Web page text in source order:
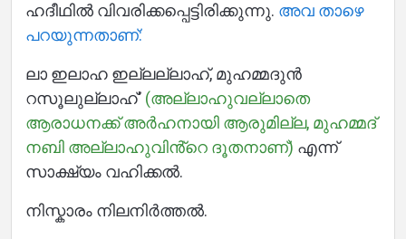
ഹദീഥിൽ വിവരിക്കപ്പെട്ടിരിക്കുന്നു. അവ താഴെ
പറയുന്നതാണ്:
ലാ ഇലാഹ ഇല്ലല്ലാഹ്, മുഹമ്മദുൻ
റസൂലുല്ലാഹ്' (അല്ലാഹുവല്ലാതെ
ആരാധനക്ക് അർഹനായി ആരുമില്ല, മുഹമ്മദ്
നബി അല്ലാഹുവിൻ്റെ ദൂതനാണ്) എന്ന്
സാക്ഷ്യം വഹിക്കൽ.
നിസ്കാരം നിലനിർത്തൽ.